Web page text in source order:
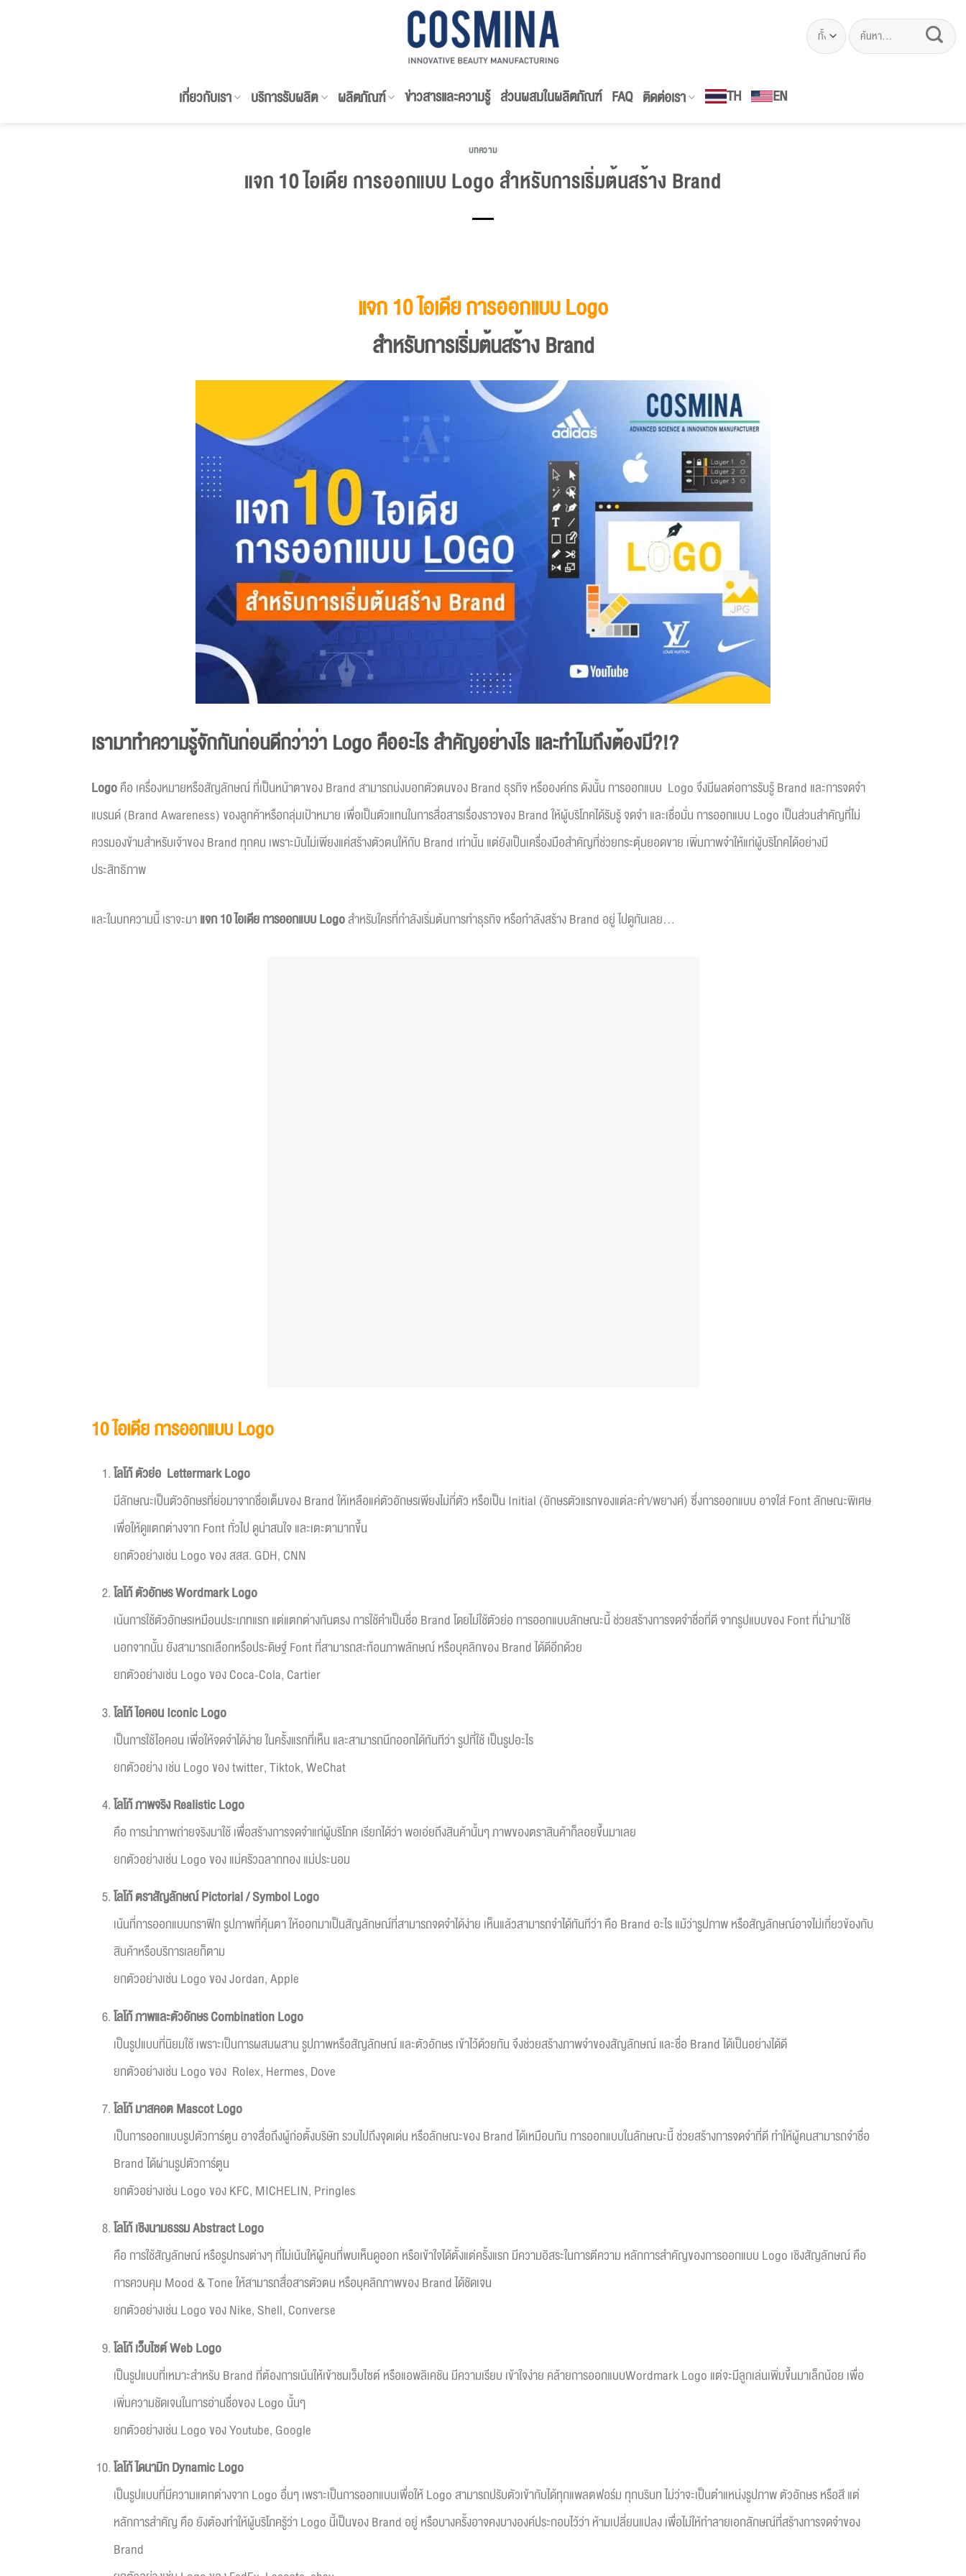
ค้นหา:
เกี่ยวกับเรา บริการรับผลิต ผลิตภัณฑ์ ข่าวสารและความรู้ ส่วนผสมในผลิตภัณฑ์ FAQ ติดต่อเรา TH EN
บทความ
แจก 10 ไอเดีย การออกแบบ Logo สำหรับการเริ่มต้นสร้าง Brand
แจก 10 ไอเดีย การออกแบบLogo
สำหรับการเริ่มต้นสร้างBrand
เรามาทำความรู้จักกันก่อนดีกว่าว่า Logo คืออะไร สำคัญอย่างไร และทำไมถึงต้องมี?!?
Logoคือ เครื่องหมายหรือสัญลักษณ์ ที่เป็นหน้าตาของ Brand สามารถบ่งบอกตัวตนของ Brand ธุรกิจ หรือองค์กร ดังนั้น การออกแบบ Logo จึงมีผลต่อการรับรู้ Brand และการจดจำ
แบรนด์ (Brand Awareness) ของลูกค้าหรือกลุ่มเป้าหมาย เพื่อเป็นตัวแทนในการสื่อสารเรื่องราวของ Brand ให้ผู้บริโภคได้รับรู้ จดจำ และเชื่อมั่น การออกแบบ Logo เป็นส่วนสำคัญที่ไม่
ควรมองข้ามสำหรับเจ้าของ Brand ทุกคน เพราะมันไม่เพียงแค่สร้างตัวตนให้กับ Brand เท่านั้น แต่ยังเป็นเครื่องมือสำคัญที่ช่วยกระตุ้นยอดขาย เพิ่มภาพจำให้แก่ผู้บริโภคได้อย่างมี
ประสิทธิภาพ
และในบทความนี้ เราจะมาแจก 10 ไอเดีย การออกแบบLogoสำหรับใครที่กำลังเริ่มต้นการทำธุรกิจ หรือกำลังสร้าง Brand อยู่ ไปดูกันเลย…
10 ไอเดีย การออกแบบLogo
โลโก้ตัวย่อ Lettermark Logo
มีลักษณะเป็นตัวอักษรที่ย่อมาจากชื่อเต็มของ Brand ให้เหลือแค่ตัวอักษรเพียงไม่กี่ตัว หรือเป็น Initial (อักษรตัวแรกของแต่ละคำ/พยางค์) ซึ่งการออกแบบ อาจใส่ Font ลักษณะพิเศษ
เพื่อให้ดูแตกต่างจาก Font ทั่วไป ดูน่าสนใจ และเตะตามากขึ้น
ยกตัวอย่างเช่น Logo ของ สสส. GDH, CNN
โลโก้ตัวอักษรWordmark Logo
เน้นการใช้ตัวอักษรเหมือนประเภทแรก แต่แตกต่างกันตรง การใช้คำเป็นชื่อ Brand โดยไม่ใช้ตัวย่อ การออกแบบลักษณะนี้ ช่วยสร้างการจดจำชื่อที่ดี จากรูปแบบของ Font ที่นำมาใช้
นอกจากนั้น ยังสามารถเลือกหรือประดิษฐ์ Font ที่สามารถสะท้อนภาพลักษณ์ หรือบุคลิกของ Brand ได้ดีอีกด้วย
ยกตัวอย่างเช่น Logo ของ Coca-Cola, Cartier
โลโก้ไอคอนIconic Logo
เป็นการใช้ไอคอน เพื่อให้จดจำได้ง่าย ในครั้งแรกที่เห็น และสามารถนึกออกได้ทันทีว่า รูปที่ใช้ เป็นรูปอะไร
ยกตัวอย่าง เช่น Logo ของ twitter, Tiktok, WeChat
โลโก้ภาพจริงRealistic Logo
คือ การนำภาพถ่ายจริงมาใช้ เพื่อสร้างการจดจำแก่ผู้บริโภค เรียกได้ว่า พอเอ่ยถึงสินค้านั้นๆ ภาพของตราสินค้าก็ลอยขึ้นมาเลย
ยกตัวอย่างเช่น Logo ของ แม่ครัวฉลากทอง แม่ประนอม
โลโก้ตราสัญลักษณ์Pictorial / Symbol Logo
เน้นที่การออกแบบกราฟิก รูปภาพที่คุ้นตา ให้ออกมาเป็นสัญลักษณ์ที่สามารถจดจำได้ง่าย เห็นแล้วสามารถจำได้ทันทีว่า คือ Brand อะไร แม้ว่ารูปภาพ หรือสัญลักษณ์อาจไม่เกี่ยวข้องกับ
สินค้าหรือบริการเลยก็ตาม
ยกตัวอย่างเช่น Logo ของ Jordan, Apple
โลโก้ภาพและตัวอักษรCombination Logo
เป็นรูปแบบที่นิยมใช้ เพราะเป็นการผสมผสาน รูปภาพหรือสัญลักษณ์ และตัวอักษร เข้าไว้ด้วยกัน จึงช่วยสร้างภาพจำของสัญลักษณ์ และชื่อ Brand ได้เป็นอย่างได้ดี
ยกตัวอย่างเช่น Logo ของ Rolex, Hermes, Dove
โลโก้มาสคอตMascot Logo
เป็นการออกแบบรูปตัวการ์ตูน อาจสื่อถึงผู้ก่อตั้งบริษัท รวมไปถึงจุดเด่น หรือลักษณะของ Brand ได้เหมือนกัน การออกแบบในลักษณะนี้ ช่วยสร้างการจดจำที่ดี ทำให้ผู้คนสามารถจำชื่อ
Brand ได้ผ่านรูปตัวการ์ตูน
ยกตัวอย่างเช่น Logo ของ KFC, MICHELIN, Pringles
โลโก้เชิงนามธรรมAbstract Logo
คือ การใช้สัญลักษณ์ หรือรูปทรงต่างๆ ที่ไม่เน้นให้ผู้คนที่พบเห็นดูออก หรือเข้าใจได้ตั้งแต่ครั้งแรก มีความอิสระในการตีความ หลักการสำคัญของการออกแบบ Logo เชิงสัญลักษณ์ คือ
การควบคุม Mood & Tone ให้สามารถสื่อสารตัวตน หรือบุคลิกภาพของ Brand ได้ชัดเจน
ยกตัวอย่างเช่น Logo ของ Nike, Shell, Converse
โลโก้เว็บไซต์Web Logo
เป็นรูปแบบที่เหมาะสำหรับ Brand ที่ต้องการเน้นให้เข้าชมเว็บไซต์ หรือแอพลิเคชัน มีความเรียบ เข้าใจง่าย คล้ายการออกแบบWordmark Logo แต่จะมีลูกเล่นเพิ่มขึ้นมาเล็กน้อย เพื่อ
เพิ่มความชัดเจนในการอ่านชื่อของ Logo นั้นๆ
ยกตัวอย่างเช่น Logo ของ Youtube, Google
โลโก้ไดนามิกDynamic Logo
เป็นรูปแบบที่มีความแตกต่างจาก Logo อื่นๆ เพราะเป็นการออกแบบเพื่อให้ Logo สามารถปรับตัวเข้ากับได้ทุกแพลตฟอร์ม ทุกบริบท ไม่ว่าจะเป็นตำแหน่งรูปภาพ ตัวอักษร หรือสี แต่
หลักการสำคัญ คือ ยังต้องทำให้ผู้บริโภครู้ว่า Logo นี้เป็นของ Brand อยู่ หรือบางครั้งอาจคงบางองค์ประกอบไว้ว่า ห้ามเปลี่ยนแปลง เพื่อไม่ให้ทำลายเอกลักษณ์ที่สร้างการจดจำของ
Brand